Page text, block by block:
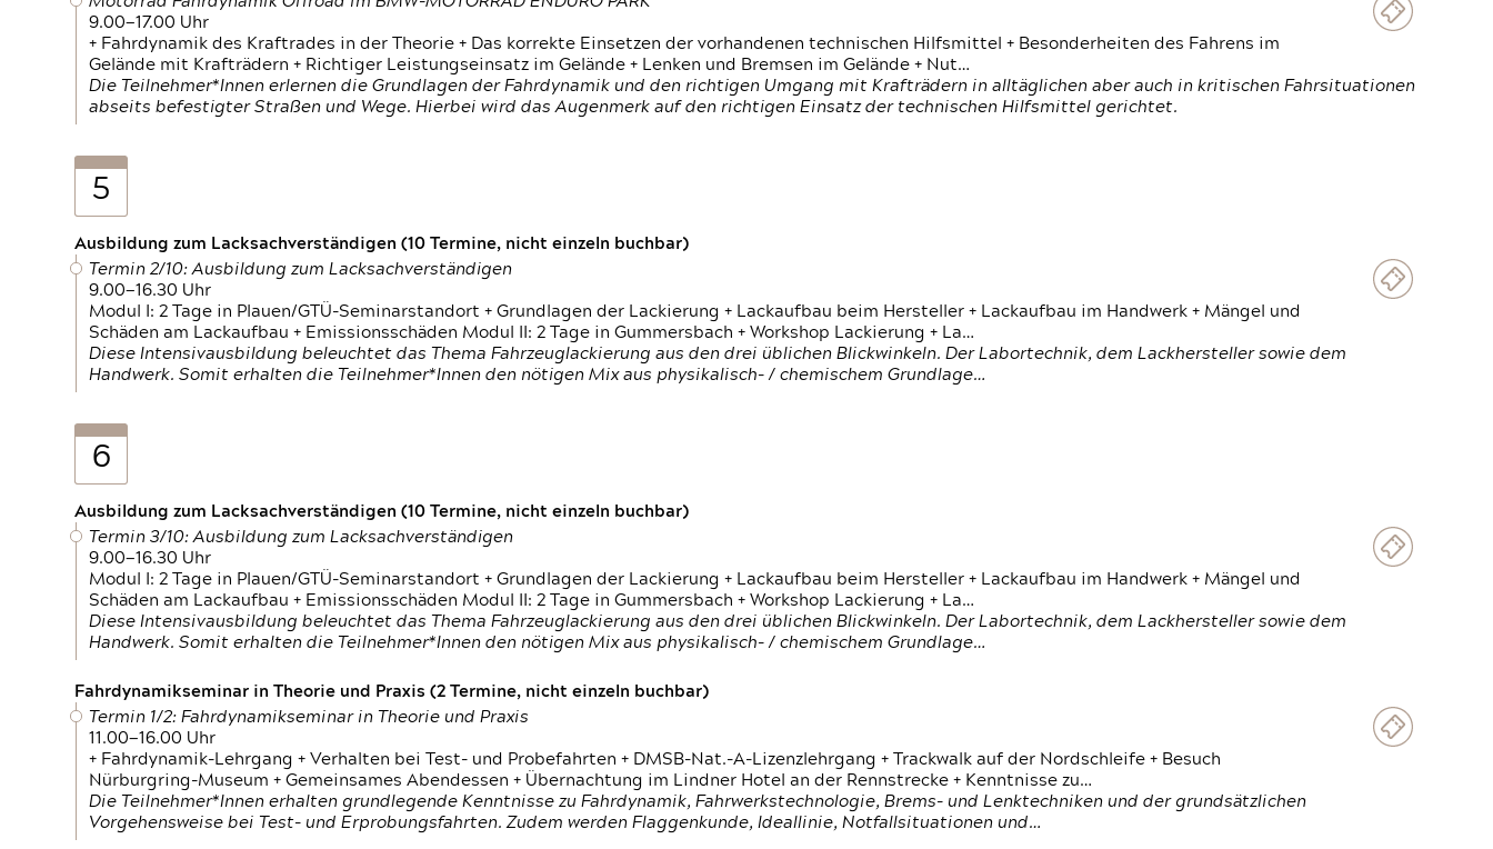
9.00—17.00 Uhr
+ Fahrdynamik des Kraftrades in der Theorie + Das korrekte Einsetzen der vorhandenen technischen Hilfsmittel + Besonderheiten des Fahrens im
Gelände mit Krafträdern + Richtiger Leistungseinsatz im Gelände + Lenken und Bremsen im Gelände + Nut…
Die Teilnehmer*Innen erlernen die Grundlagen der Fahrdynamik und den richtigen Umgang mit Krafträdern in alltäglichen aber auch in kritischen Fahrsituationen
abseits befestigter Straßen und Wege. Hierbei wird das Augenmerk auf den richtigen Einsatz der technischen Hilfsmittel gerichtet.
5
Ausbildung zum Lacksachverständigen (10 Termine, nicht einzeln buchbar)
Termin 2/10: Ausbildung zum Lacksachverständigen
9.00—16.30 Uhr
Modul I: 2 Tage in Plauen/GTÜ-Seminarstandort + Grundlagen der Lackierung + Lackaufbau beim Hersteller + Lackaufbau im Handwerk + Mängel und
Schäden am Lackaufbau + Emissionsschäden Modul II: 2 Tage in Gummersbach + Workshop Lackierung + La…
Diese Intensivausbildung beleuchtet das Thema Fahrzeuglackierung aus den drei üblichen Blickwinkeln. Der Labortechnik, dem Lackhersteller sowie dem
Handwerk. Somit erhalten die Teilnehmer*Innen den nötigen Mix aus physikalisch- / chemischem Grundlage…
6
Ausbildung zum Lacksachverständigen (10 Termine, nicht einzeln buchbar)
Termin 3/10: Ausbildung zum Lacksachverständigen
9.00—16.30 Uhr
Modul I: 2 Tage in Plauen/GTÜ-Seminarstandort + Grundlagen der Lackierung + Lackaufbau beim Hersteller + Lackaufbau im Handwerk + Mängel und
Schäden am Lackaufbau + Emissionsschäden Modul II: 2 Tage in Gummersbach + Workshop Lackierung + La…
Diese Intensivausbildung beleuchtet das Thema Fahrzeuglackierung aus den drei üblichen Blickwinkeln. Der Labortechnik, dem Lackhersteller sowie dem
Handwerk. Somit erhalten die Teilnehmer*Innen den nötigen Mix aus physikalisch- / chemischem Grundlage…
Fahrdynamikseminar in Theorie und Praxis (2 Termine, nicht einzeln buchbar)
Termin 1/2: Fahrdynamikseminar in Theorie und Praxis
11.00—16.00 Uhr
+ Fahrdynamik-Lehrgang + Verhalten bei Test- und Probefahrten + DMSB-Nat.-A-Lizenzlehrgang + Trackwalk auf der Nordschleife + Besuch
Nürburgring-Museum + Gemeinsames Abendessen + Übernachtung im Lindner Hotel an der Rennstrecke + Kenntnisse zu…
Die Teilnehmer*Innen erhalten grundlegende Kenntnisse zu Fahrdynamik, Fahrwerkstechnologie, Brems- und Lenktechniken und der grundsätzlichen
Vorgehensweise bei Test- und Erprobungsfahrten. Zudem werden Flaggenkunde, Ideallinie, Notfallsituationen und…